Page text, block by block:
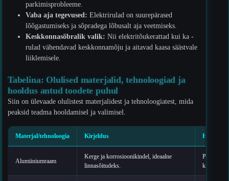
parkimisprobleeme.
Vaba aja tegevused: Elektrirulad on suurepärased
lõõgastumiseks ja sõpradega lõbusalt aja veetmiseks.
Keskkonnasõbralik valik: Nii elektritõukerattad kui ka -
rulad vähendavad keskkonnamõju ja aitavad kaasa säästvale
liiklemisele.
Tabelina: Olulised materjalid, tehnoloogiad ja
hooldus antud toodete puhul
Siin on ülevaade olulistest materjalidest ja tehnoloogiatest, mida
peaksid teadma hooldamisel ja valimisel.
Materjal/tehnoloogia Kirjeldus Hooldus
Alumiiniumraam
Kerge ja korrosioonikindel, ideaalne
linnasõitudeks.
Puhasta